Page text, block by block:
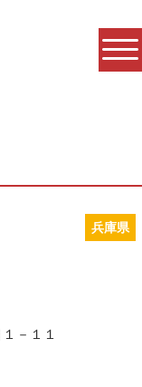
兵庫県
－１１